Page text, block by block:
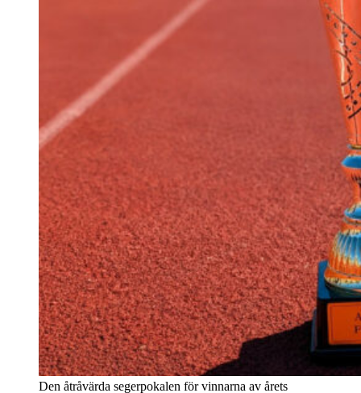
Den åtråvärda segerpokalen för vinnarna av årets